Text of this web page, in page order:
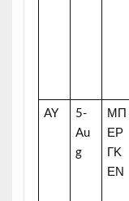
AY
5-
Au
g
ΜΠ
ΕΡ
ΓΚ
ΕΝ